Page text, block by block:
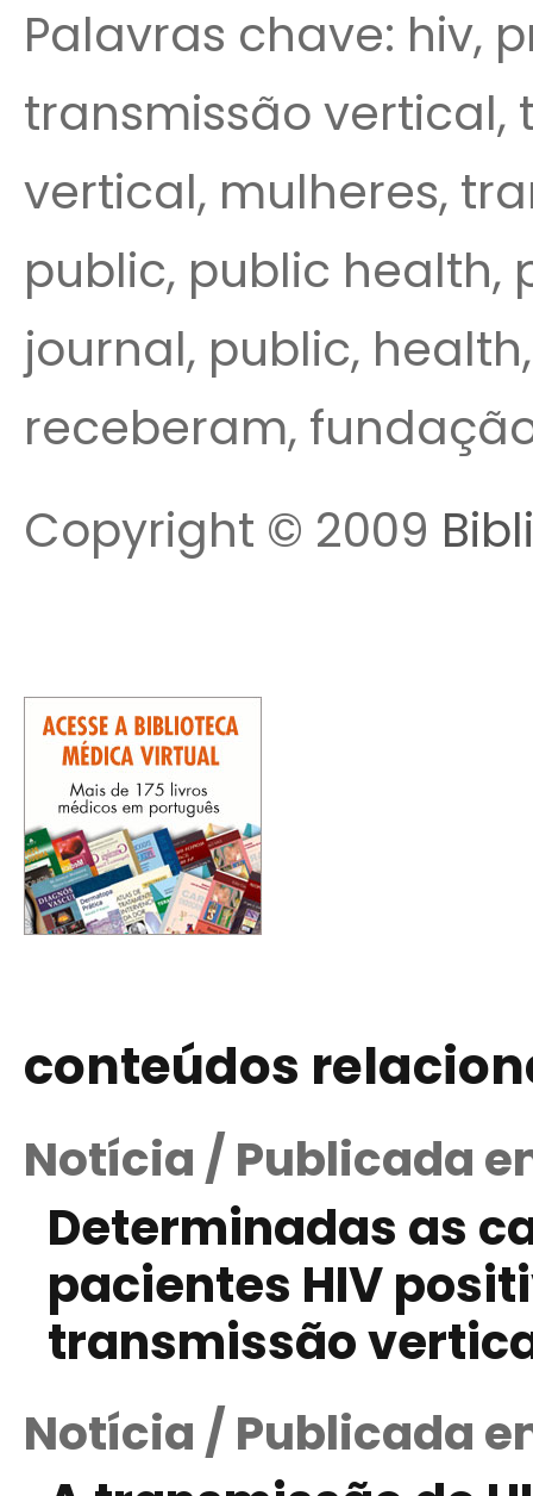
Palavras chave: hiv,
transmissão vertical,
vertical, mulheres,
public, public health,
journal, public,
receberam,
Copyright © 2009
conteúdos
Notícia / Publicada
Determinadas as
pacientes HIV
transmissão
Notícia / Publicada